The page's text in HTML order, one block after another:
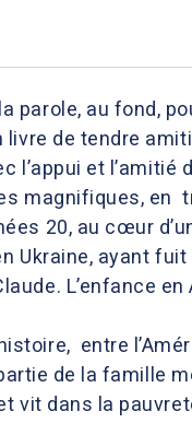
parole, au fond,
de tendre
et l’amitié
magnifiques, en
20, au cœur
Ukraine, ayant
L’enfance
entre
de la famille
vit dans la